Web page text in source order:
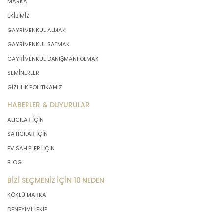
EKİBİMİZ
GAYRİMENKUL ALMAK
GAYRİMENKUL SATMAK
GAYRİMENKUL DANIŞMANI OLMAK
SEMİNERLER
GİZLİLİK POLİTİKAMIZ
HABERLER & DUYURULAR
ALICILAR İÇİN
SATICILAR İÇİN
EV SAHİPLERİ İÇİN
BLOG
BİZİ SEÇMENİZ İÇİN 10 NEDEN
KÖKLÜ MARKA
DENEYİMLİ EKİP